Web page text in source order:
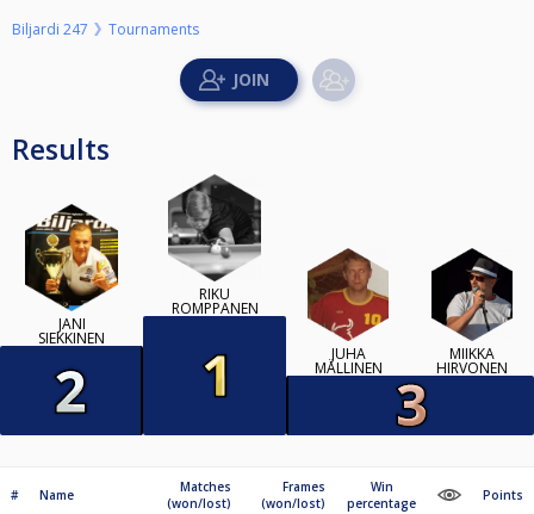
Biljardi 247 Tournaments
Results
JANI
SIEKKINEN
RIKU
ROMPPANEN
JUHA
MÄLLINEN
MIIKKA
HIRVONEN
# Name
Matches
(won/lost)
Frames
(won/lost)
Win
percentage
Points